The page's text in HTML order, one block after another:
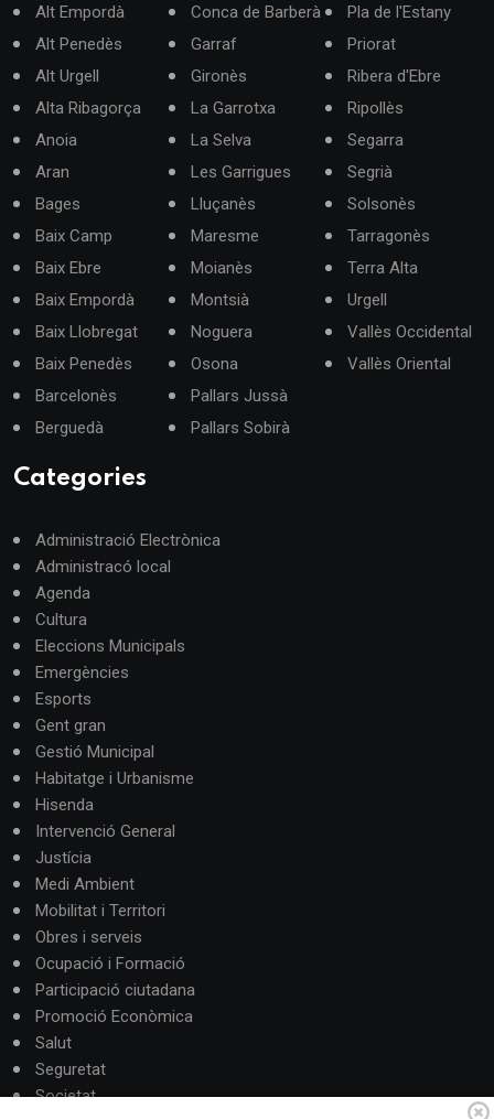
Alt Empordà
Alt Penedès
Alt Urgell
Alta Ribagorça
Anoia
Aran
Bages
Baix Camp
Baix Ebre
Baix Empordà
Baix Llobregat
Baix Penedès
Barcelonès
Berguedà
Conca de Barberà
Garraf
Gironès
La Garrotxa
La Selva
Les Garrigues
Lluçanès
Maresme
Moianès
Montsià
Noguera
Osona
Pallars Jussà
Pallars Sobirà
Pla de l'Estany
Priorat
Ribera d'Ebre
Ripollès
Segarra
Segrià
Solsonès
Tarragonès
Terra Alta
Urgell
Vallès Occidental
Vallès Oriental
Categories
Administració Electrònica
Administracó local
Agenda
Cultura
Eleccions Municipals
Emergències
Esports
Gent gran
Gestió Municipal
Habitatge i Urbanisme
Hisenda
Intervenció General
Justícia
Medi Ambient
Mobilitat i Territori
Obres i serveis
Ocupació i Formació
Participació ciutadana
Promoció Econòmica
Salut
Seguretat
Societat